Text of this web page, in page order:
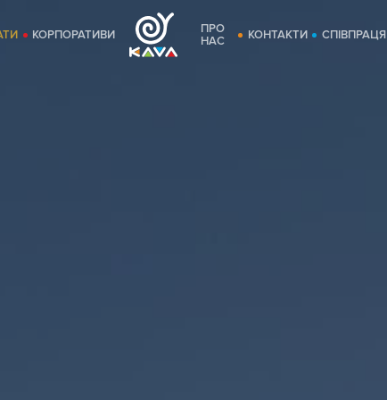
КОРПОРАТИВИ
ПРО
НАС
КОНТАКТИ СПІВПРАЦЯ